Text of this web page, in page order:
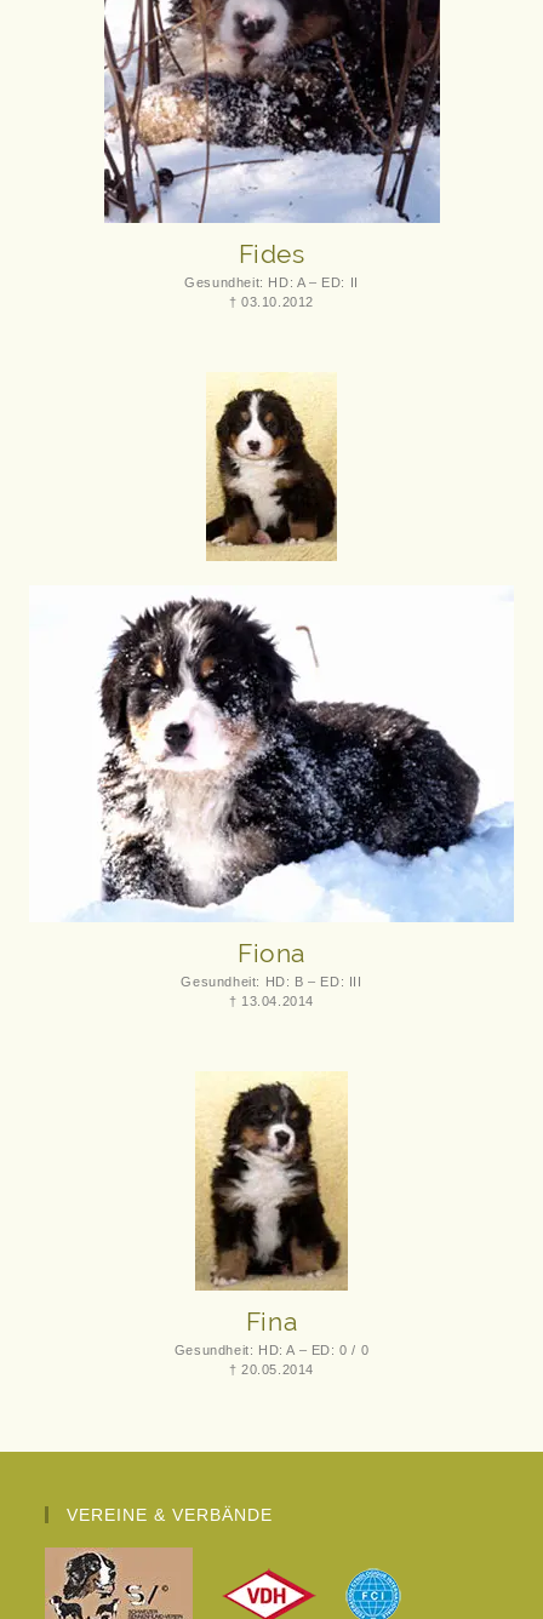
Fides
Gesundheit: HD: A – ED: II
† 03.10.2012
Fiona
Gesundheit: HD: B – ED: III
† 13.04.2014
Fina
Gesundheit: HD: A – ED: 0 / 0
† 20.05.2014
VEREINE & VERBÄNDE